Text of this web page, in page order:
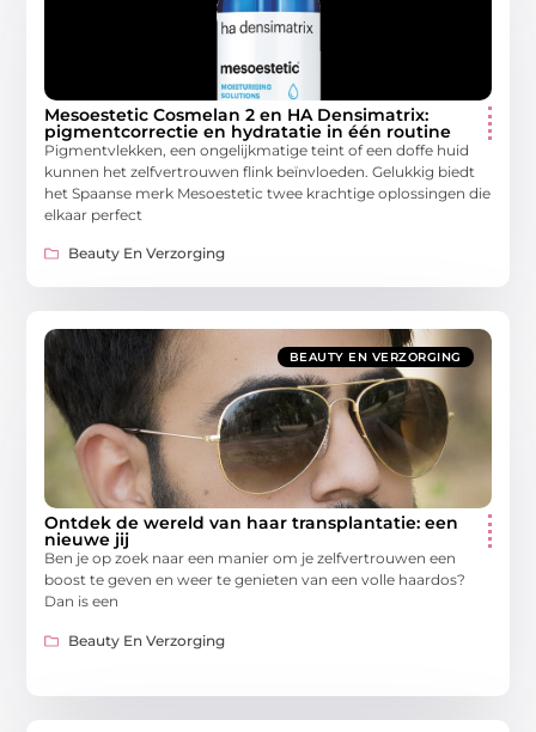
Mesoestetic Cosmelan 2 en HA Densimatrix:
pigmentcorrectie en hydratatie in één routine
Pigmentvlekken, een ongelijkmatige teint of een doffe huid
kunnen het zelfvertrouwen flink beïnvloeden. Gelukkig biedt
het Spaanse merk Mesoestetic twee krachtige oplossingen die
elkaar perfect
Beauty En Verzorging
BEAUTY EN VERZORGING
Ontdek de wereld van haar transplantatie: een
nieuwe jij
Ben je op zoek naar een manier om je zelfvertrouwen een
boost te geven en weer te genieten van een volle haardos?
Dan is een
Beauty En Verzorging